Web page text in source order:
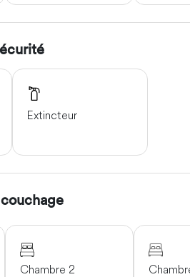
cette aventure par un apéritif au
10 : Après le petit-déjeuner, départ
ou rentrer chez vous. Tout cela
D'autres excursions peuvent être
une heure de route), Centre de
30 minutes en voiture
Extincteur
Chambre 2